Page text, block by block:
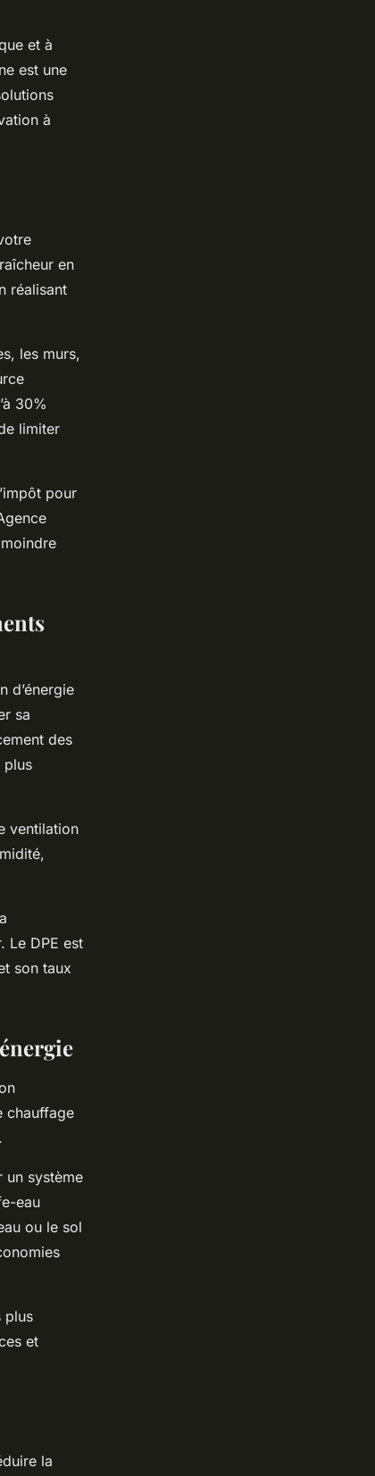
et à
est une
à
en
réalisant
les murs,
30%
limiter
pour
d’énergie
sa
des
plus
ventilation
Le DPE est
son taux
chauffage
un système
eau
ou le sol
plus
et
la